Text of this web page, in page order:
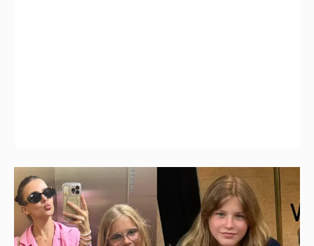
Внучки Светланы и Фёдора Бондарчук
отдыхают в Испании с матерью и братьями
30